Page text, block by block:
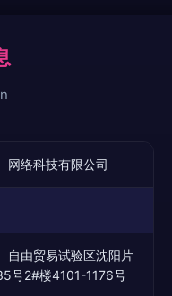
网络科技有限公司
自由贸易试验区沈阳片
号2#楼4101-1176号